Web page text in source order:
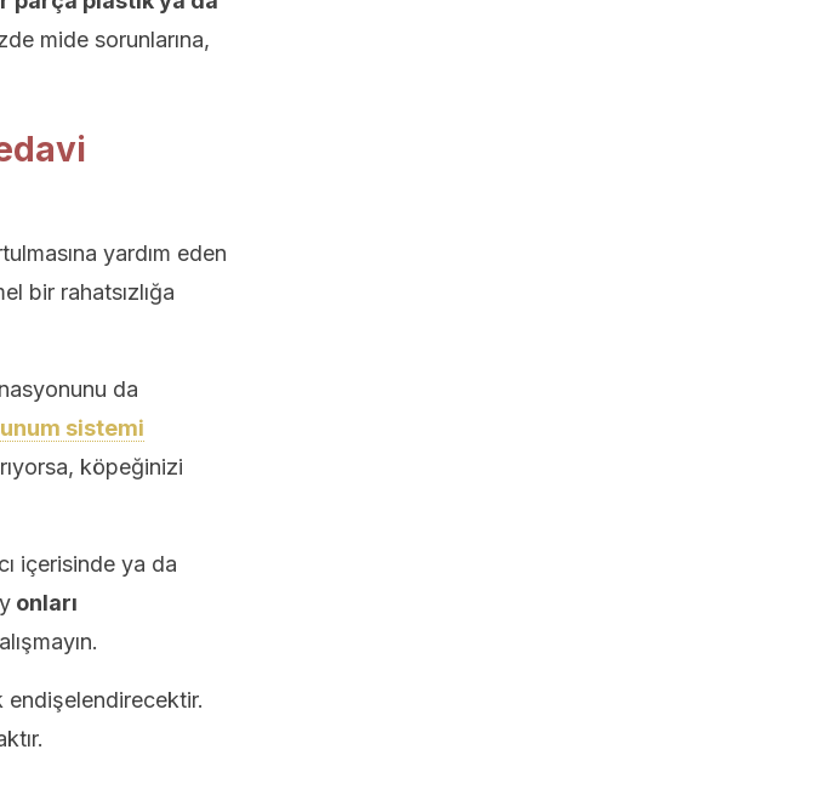
mide sorunlarına,
yardım eden
bir rahatsızlığa
da
sistemi
köpeğinizi
içerisinde ya da
onları
endişelendirecektir.